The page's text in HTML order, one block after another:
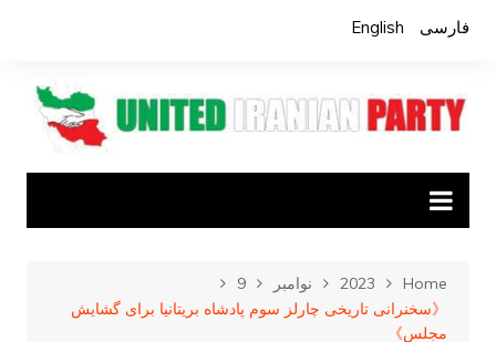
فارسی English
Home
2023 نوامبر
9
《سخنرانی تاریخی چارلز سوم پادشاه بریتانیا برای گشایش
مجلس》